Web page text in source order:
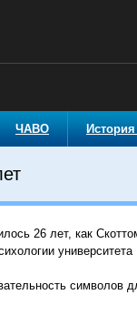
ЧАВО
26 лет, как
символов